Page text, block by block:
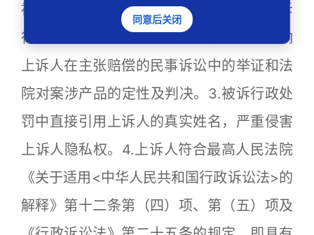
被举报商品应定性为食品安全问题，而被诉
行政处罚将其定性为虚假宣传，将直接影响
上诉人在主张赔偿的民事诉讼中的举证和法
院对案涉产品的定性及判决。3.被诉行政处
罚中直接引用上诉人的真实姓名，严重侵害
上诉人隐私权。4.上诉人符合最高人民法院
《关于适用<中华人民共和国行政诉讼法>的
解释》第十二条第（四）项、第（五）项及
同意后关闭